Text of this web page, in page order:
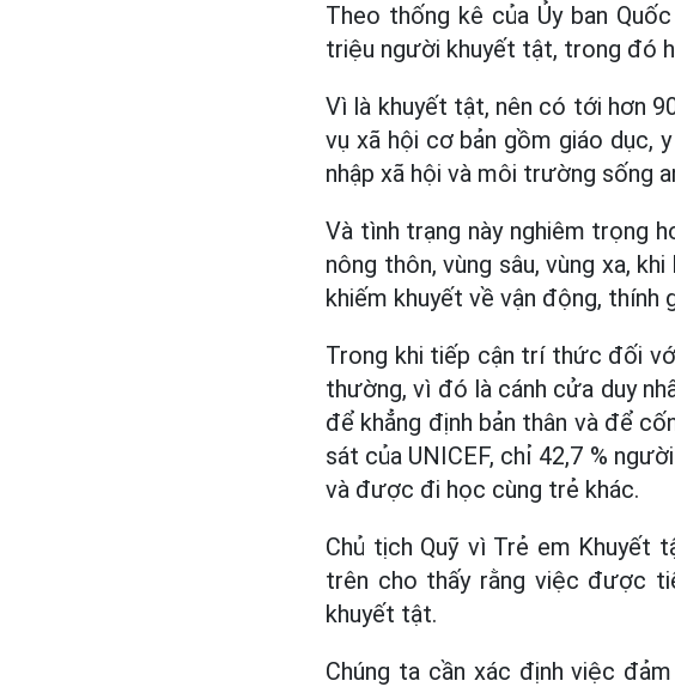
Theo thống kê của Ủy ban
triệu người khuyết tật, trong đó
Vì là khuyết tật, nên có tới hơn
vụ xã hội cơ bản gồm giáo dục,
nhập xã hội và môi trường sống
Và tình trạng này nghiêm trọng
nông thôn, vùng sâu, vùng xa, khi
khiếm khuyết về vận động, thính
Trong khi tiếp cận trí thức đối
thường, vì đó là cánh cửa duy
để khẳng định bản thân và để
sát của UNICEF, chỉ 42,7 %
và được đi học cùng trẻ khác.
Chủ tịch Quỹ vì Trẻ em Khuyết
trên cho thấy rằng việc được
khuyết tật.
Chúng ta cần xác định việc